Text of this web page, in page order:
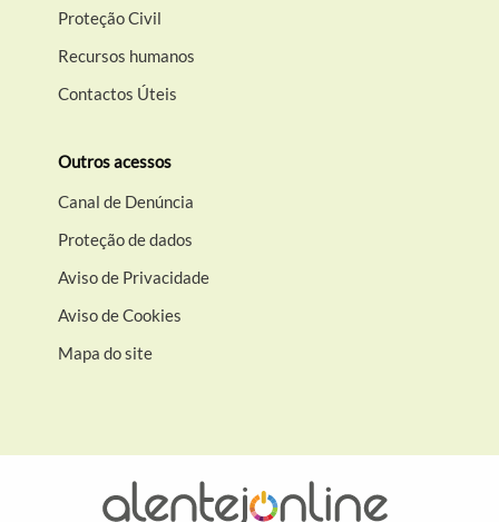
Proteção Civil
Recursos humanos
Contactos Úteis
Outros acessos
Canal de Denúncia
Proteção de dados
Aviso de Privacidade
Aviso de Cookies
Mapa do site